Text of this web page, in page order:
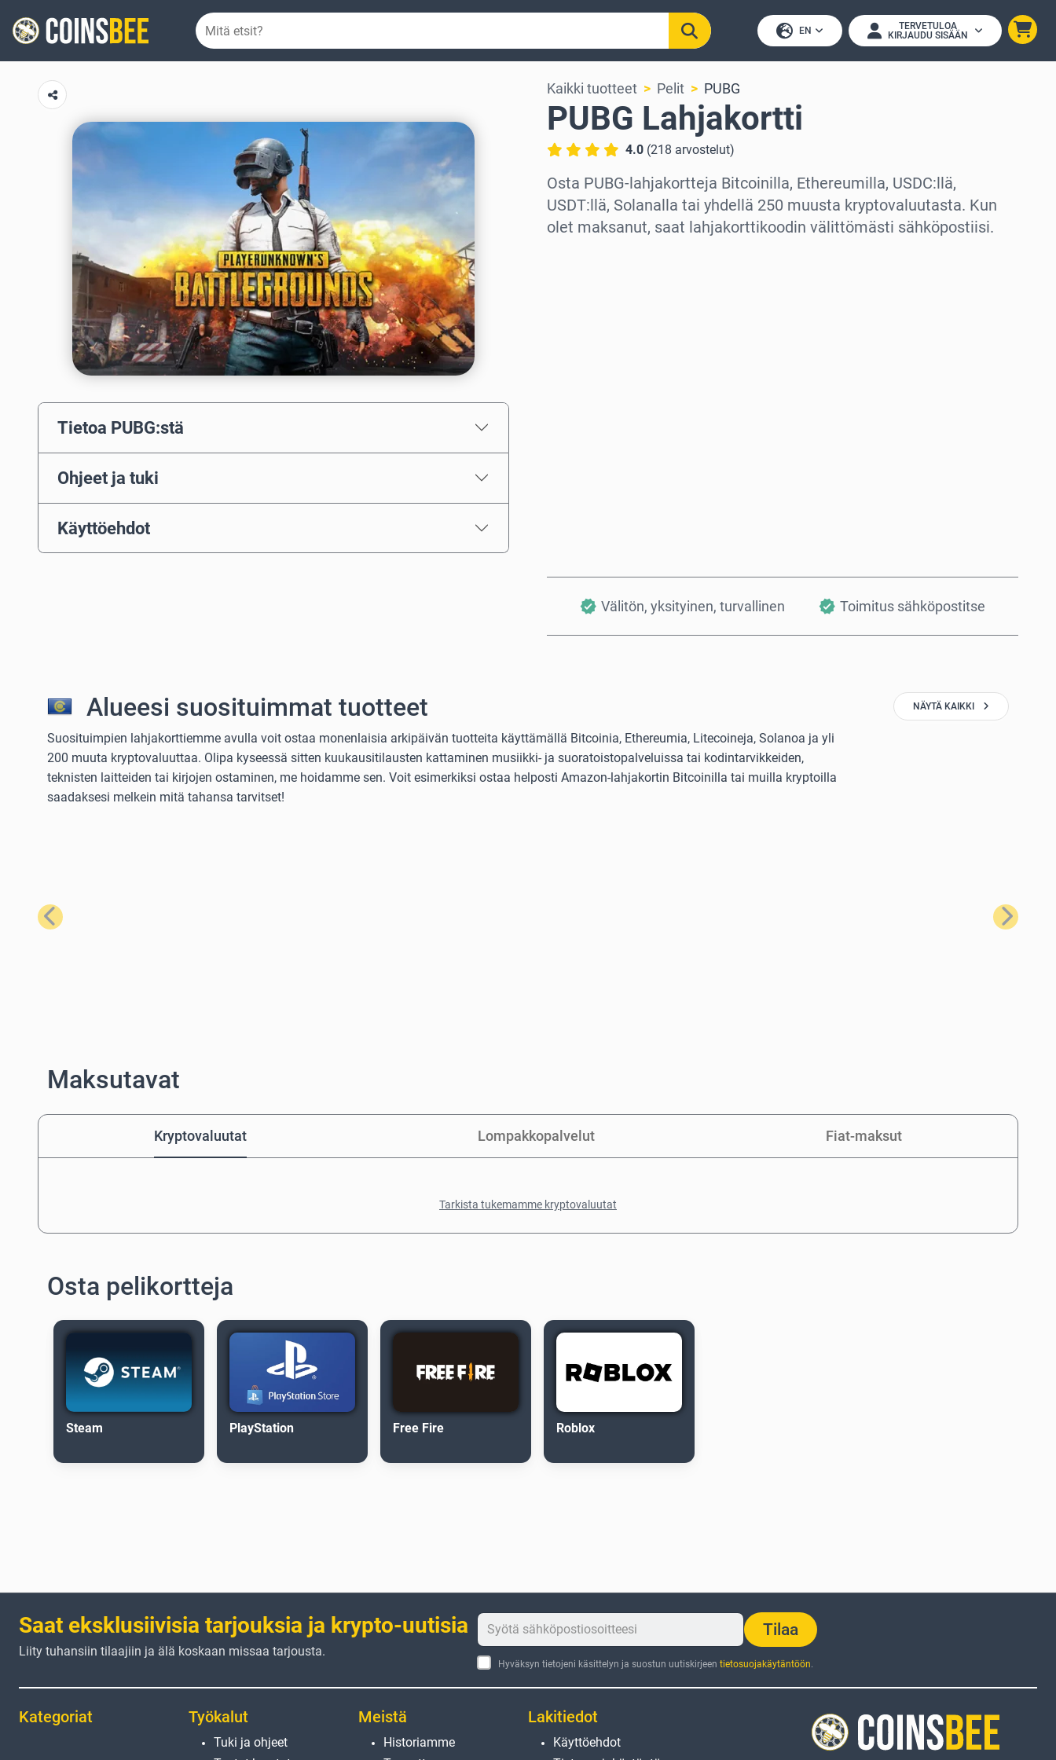
EN
TERVETULOA
KIRJAUDU SISÄÄN
Tietoa PUBG:stä
Ohjeet ja tuki
Käyttöehdot
Kaikki tuotteet Pelit PUBG
PUBG Lahjakortti
4.0 (218 arvostelut)
Osta PUBG-lahjakortteja Bitcoinilla, Ethereumilla, USDC:llä,
USDT:llä, Solanalla tai yhdellä 250 muusta kryptovaluutasta. Kun
olet maksanut, saat lahjakorttikoodin välittömästi sähköpostiisi.
Välitön, yksityinen, turvallinen Toimitus sähköpostitse
Alueesi suosituimmat tuotteet
Suosituimpien lahjakorttiemme avulla voit ostaa monenlaisia arkipäivän tuotteita käyttämällä Bitcoinia, Ethereumia, Litecoineja, Solanoa ja yli
200 muuta kryptovaluuttaa. Olipa kyseessä sitten kuukausitilausten kattaminen musiikki- ja suoratoistopalveluissa tai kodintarvikkeiden,
teknisten laitteiden tai kirjojen ostaminen, me hoidamme sen. Voit esimerkiksi ostaa helposti Amazon-lahjakortin Bitcoinilla tai muilla kryptoilla
saadaksesi melkein mitä tahansa tarvitset!
NÄYTÄ KAIKKI
Edellinen Seuraava
Maksutavat
Kryptovaluutat Lompakkopalvelut Fiat-maksut
Tarkista tukemamme kryptovaluutat
Osta pelikortteja
Steam PlayStation Free Fire Roblox
Saat eksklusiivisia tarjouksia ja krypto-uutisia
Liity tuhansiin tilaajiin ja älä koskaan missaa tarjousta.
Tilaa
Hyväksyn tietojeni käsittelyn ja suostun uutiskirjeen tietosuojakäytäntöön.
Kategoriat Työkalut
Tuki ja ohjeet
Meistä
Historiamme
Lakitiedot
Käyttöehdot